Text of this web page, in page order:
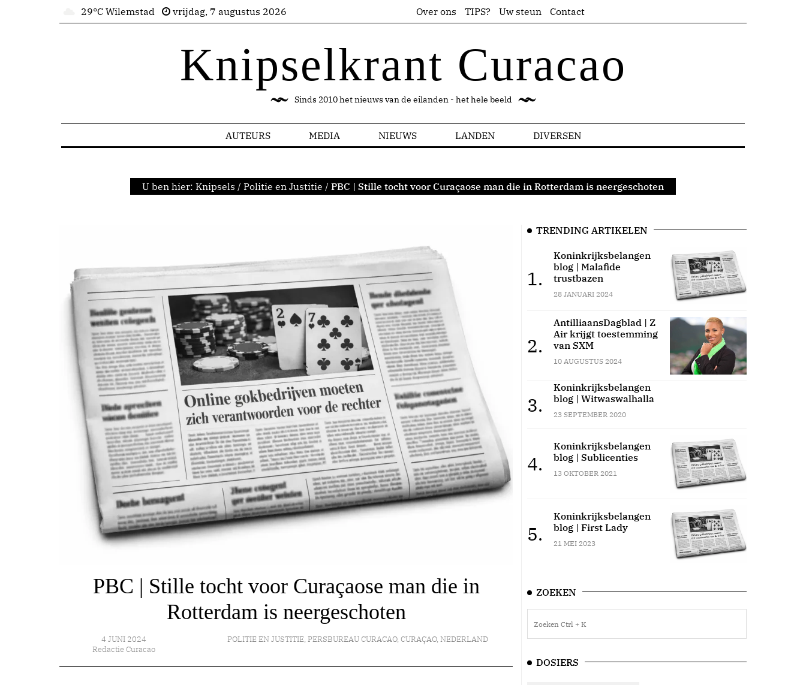
29°C Wilemstad vrijdag, 7 augustus 2026 Over ons TIPS? Uw steun Contact
Knipselkrant Curacao
Sinds 2010 het nieuws van de eilanden - het hele beeld
AUTEURS MEDIA NIEUWS LANDEN DIVERSEN
U ben hier: Knipsels / Politie en Justitie / PBC | Stille tocht voor Curaçaose man die in Rotterdam is neergeschoten
PBC | Stille tocht voor Curaçaose man die in
Rotterdam is neergeschoten
4 JUNI 2024
Redactie Curacao
POLITIE EN JUSTITIE,PERSBUREAU CURACAO,CURAÇAO,NEDERLAND
TRENDING ARTIKELEN
1.
Koninkrijksbelangen
blog | Malafide
trustbazen
28 JANUARI 2024
2.
AntilliaansDagblad | Z
Air krijgt toestemming
van SXM
10 AUGUSTUS 2024
3.
Koninkrijksbelangen
blog | Witwaswalhalla
23 SEPTEMBER 2020
4.
Koninkrijksbelangen
blog | Sublicenties
13 OKTOBER 2021
5.
Koninkrijksbelangen
blog | First Lady
21 MEI 2023
ZOEKEN
DOSIERS